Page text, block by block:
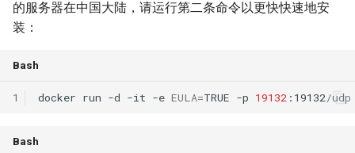
索 数据驱动 UI 操作指南
钩子指南
项目架构
API 参考
命令系统
协程
Doxygen API 🔗
的服务器在中国大陆，请运行第二条命令以更快快速地安
装：
Bash
1 docker run -d -it -e EULA=TRUE -p 19132 :19132/udp
Bash